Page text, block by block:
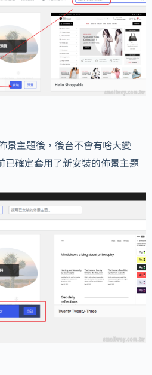
景主題後，後台不會有啥大變
已確定套用了新安裝的佈景主題